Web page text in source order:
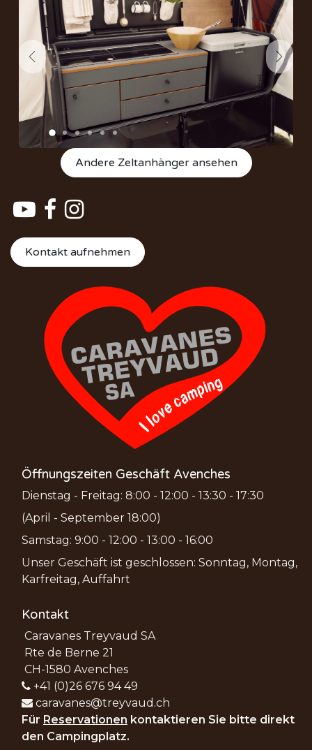
Précédent
Andere Zeltanhänger ansehen
Kontakt aufnehmen
Öffnungszeiten Geschäft Avenches
Dienstag - Freitag: 8:00 - 12:00 - 13:30 - 17:30
(April - September 18:00)
Samstag: 9:00 - 12:00 - 13:00 - 16:00
Unser Geschäft ist geschlossen: Sonntag, Montag,
Karfreitag, Auffahrt
Kontakt
Caravanes Treyvaud SA
Rte de Berne 21
CH-1580 Avenches
+41 (0)26 676 94 49
caravanes@treyvaud.ch
Für Reservationen kontaktieren Sie bitte direkt
den Campingplatz.